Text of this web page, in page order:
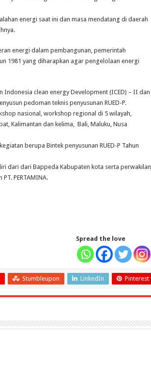
energi saat ini dan masa mendatang di daerah
energi dalam pembangunan, pemerintah
1981 yang diharapkan agar pengelolaan energi
Indonesia clean energy Development (ICED) – II dan
pedoman teknis penyusunan RUED-P.
nasional, workshop regional di 5 wilayah,
Kalimantan dan kelima, Bali, Maluku, Nusa
berupa Bintek penyusunan RUED-P Tahun
dari dari Bappeda Kabupaten kota serta perwakilan
PERTAMINA.
Spread the love
Stumbleupon LinkedIn Pinterest